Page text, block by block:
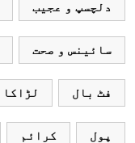
دلچسپ و عجیب
سائینس و صحت
فٹ بال لڑاکا
پول کرائم